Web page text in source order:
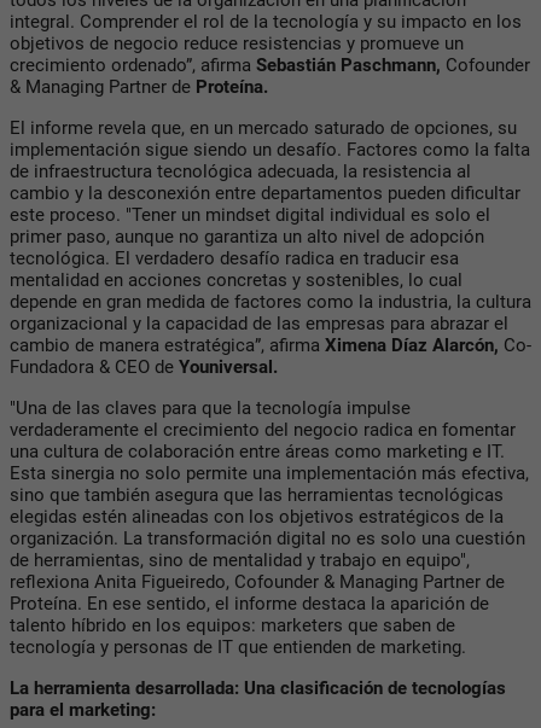
integral. Comprender el rol de la tecnología y su impacto en los
objetivos de negocio reduce resistencias y promueve un
crecimiento ordenado”, afirma Sebastián Paschmann, Cofounder
& Managing Partner de Proteína.
El informe revela que, en un mercado saturado de opciones, su
implementación sigue siendo un desafío. Factores como la falta
de infraestructura tecnológica adecuada, la resistencia al
cambio y la desconexión entre departamentos pueden dificultar
este proceso. "Tener un mindset digital individual es solo el
primer paso, aunque no garantiza un alto nivel de adopción
tecnológica. El verdadero desafío radica en traducir esa
mentalidad en acciones concretas y sostenibles, lo cual
depende en gran medida de factores como la industria, la cultura
organizacional y la capacidad de las empresas para abrazar el
cambio de manera estratégica”, afirma Ximena Díaz Alarcón, Co-
Fundadora & CEO de Youniversal.
"Una de las claves para que la tecnología impulse
verdaderamente el crecimiento del negocio radica en fomentar
una cultura de colaboración entre áreas como marketing e IT.
Esta sinergia no solo permite una implementación más efectiva,
sino que también asegura que las herramientas tecnológicas
elegidas estén alineadas con los objetivos estratégicos de la
organización. La transformación digital no es solo una cuestión
de herramientas, sino de mentalidad y trabajo en equipo",
reflexiona Anita Figueiredo, Cofounder & Managing Partner de
Proteína. En ese sentido, el informe destaca la aparición de
talento híbrido en los equipos: marketers que saben de
tecnología y personas de IT que entienden de marketing.
La herramienta desarrollada: Una clasificación de tecnologías
para el marketing: